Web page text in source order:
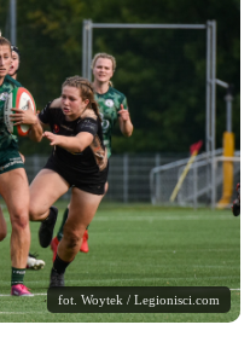
fot. Woytek / Legionisci.com